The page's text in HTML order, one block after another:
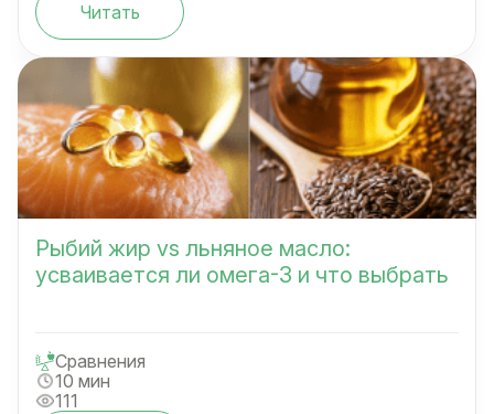
Читать
Рыбий жир vs льняное масло:
усваивается ли омега-3 и что выбрать
Сравнения
10 мин
111